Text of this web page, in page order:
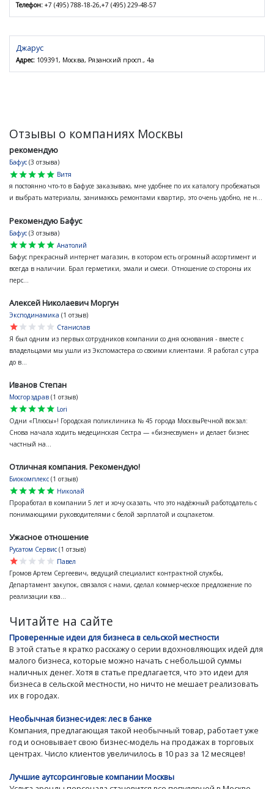
Телефон: +7 (495) 788-18-26,+7 (495) 229-48-57
Джарус
Адрес: 109391, Москва, Рязанский просп., 4а
Отзывы о компаниях Москвы
рекомендую
Бафус (3 отзыва)
star
star
star
star
star
Витя
я постоянно что-то в Бафусе заказываю, мне удобнее по их каталогу пробежаться
и выбрать материалы, занимаюсь ремонтами квартир, это очень удобно, не н...
Рекомендую Бафус
Бафус (3 отзыва)
star
star
star
star
star
Анатолий
Бафус прекрасный интернет магазин, в котором есть огромный ассортимент и
всегда в наличии. Брал герметики, эмали и смеси. Отношение со стороны их
перс...
Алексей Николаевич Моргун
Эксподинамика (1 отзыв)
star
star
star
star
star
Станислав
Я был одним из первых сотрудников компании со дня основания - вместе с
владельцами мы ушли из Экспомастера со своими клиентами. Я работал с утра
до в...
Иванов Степан
Мосгорздрав (1 отзыв)
star
star
star
star
star
Lori
Одни «Плюсы»! Городская поликлиника № 45 города МосквыРечной вокзал:
Снова начала ходить медецинская Сестра — «бизнесвумен» и делает бизнес
частный на...
Отличная компания. Рекомендую!
Биокомплекс (1 отзыв)
star
star
star
star
star
Николай
Проработал в компании 5 лет и хочу сказать, что это надёжный работодатель с
понимающими руководителями с белой зарплатой и соцпакетом.
Ужасное отношение
Русатом Сервис (1 отзыв)
star
star
star
star
star
Павел
Громов Артем Сергеевич, ведущий специалист контрактной службы,
Департамент закупок, связался с нами, сделал коммерческое предложение по
реализации ква...
Читайте на сайте
Проверенные идеи для бизнеса в сельской местности
В этой статье я кратко расскажу о серии вдохновляющих идей для
малого бизнеса, которые можно начать с небольшой суммы
наличных денег. Хотя в статье предлагается, что это идеи для
бизнеса в сельской местности, но ничто не мешает реализовать
их в городах.
Необычная бизнес-идея: лес в банке
Компания, предлагающая такой необычный товар, работает уже
год и основывает свою бизнес-модель на продажах в торговых
центрах. Число клиентов увеличилось в 10 раз за 12 месяцев!
Лучшие аутсорсинговые компании Москвы